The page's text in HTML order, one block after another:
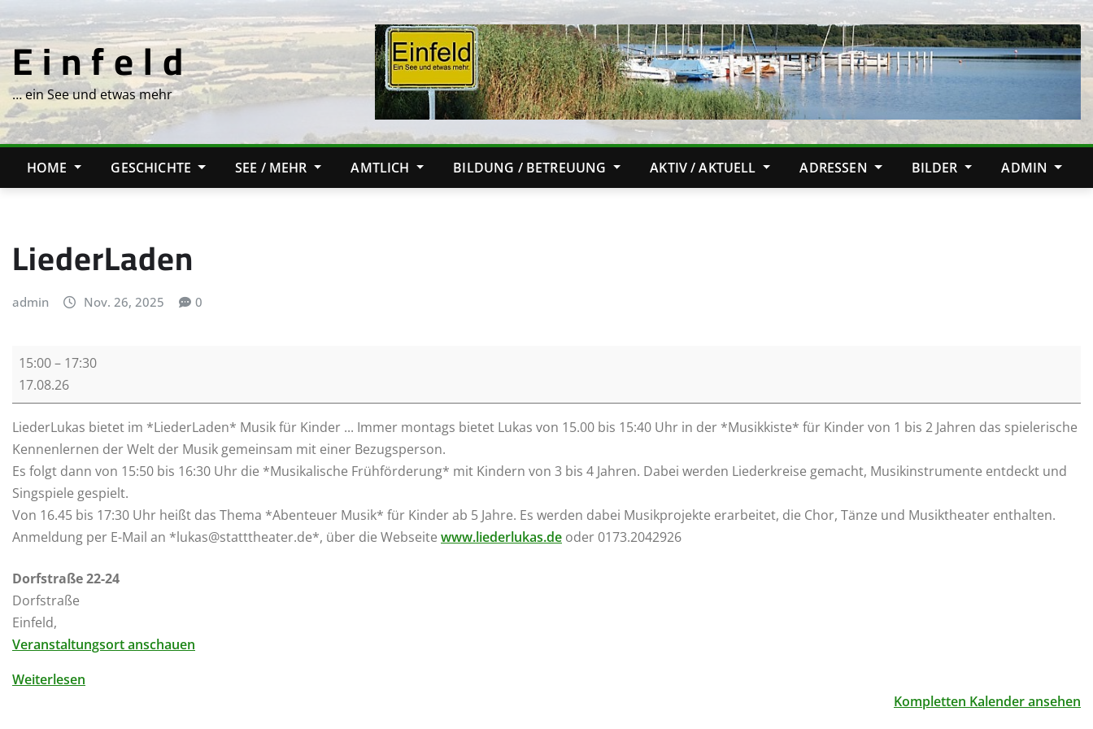
to
content
E i n f e l d
… ein See und etwas mehr
HOME GESCHICHTE SEE / MEHR AMTLICH BILDUNG / BETREUUNG AKTIV / AKTUELL ADRESSEN BILDER ADMIN
LiederLaden
admin Nov. 26, 2025 0
e
d
e
r
L
a
d
n
15:00– 17:30
17.08.26
LiederLukas bietet im *LiederLaden* Musik für Kinder ... Immer montags bietet Lukas von 15.00 bis 15:40 Uhr in der *Musikkiste* für Kinder von 1 bis 2 Jahren das spielerische
Kennenlernen der Welt der Musik gemeinsam mit einer Bezugsperson.
Es folgt dann von 15:50 bis 16:30 Uhr die *Musikalische Frühförderung* mit Kindern von 3 bis 4 Jahren. Dabei werden Liederkreise gemacht, Musikinstrumente entdeckt und
Singspiele gespielt.
Von 16.45 bis 17:30 Uhr heißt das Thema *Abenteuer Musik* für Kinder ab 5 Jahre. Es werden dabei Musikprojekte erarbeitet, die Chor, Tänze und Musiktheater enthalten.
Anmeldung per E-Mail an *lukas@statttheater.de*, über die Webseite www.liederlukas.de oder 0173.2042926
Dorfstraße 22-24
Dorfstraße
Einfeld,
Veranstaltungsort anschauen
Weiterlesen
Kompletten Kalender ansehen